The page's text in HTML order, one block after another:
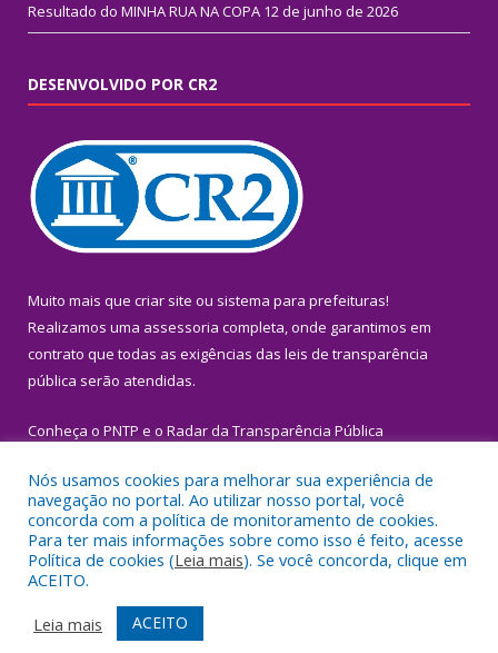
Resultado do MINHA RUA NA COPA 12 de junho de 2026
DESENVOLVIDO POR CR2
Muito mais que criar site ou sistema para prefeituras!
Realizamos uma assessoria completa, onde garantimos em
contrato que todas as exigências das leis de transparência
pública serão atendidas.
Conheça o PNTP e o Radar da Transparência Pública
Todos os direitos reservados a Prefeitura Municipal de Igarapé-
Miri.
Mapa do Site
Acessar Área Administrativa
Acessar Webmail
Nós usamos cookies para melhorar sua experiência de
navegação no portal. Ao utilizar nosso portal, você
concorda com a política de monitoramento de cookies.
Para ter mais informações sobre como isso é feito, acesse
Política de cookies (Leia mais). Se você concorda, clique em
ACEITO.
Leia mais
ACEITO